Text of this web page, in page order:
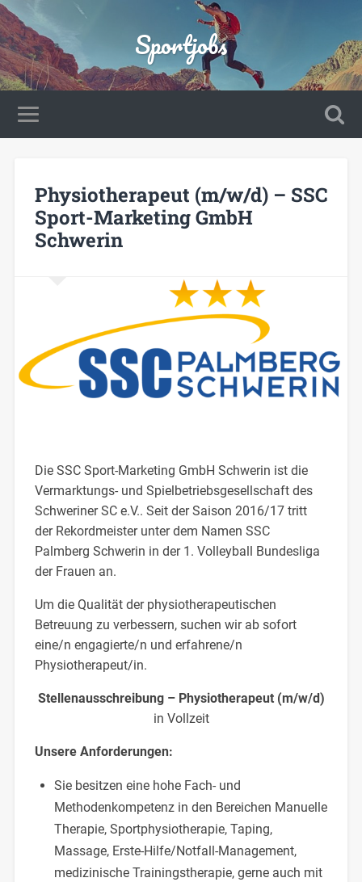
Sportjobs
Physiotherapeut (m/w/d) – SSC
Sport-Marketing GmbH
Schwerin
Die SSC Sport-Marketing GmbH Schwerin ist die
Vermarktungs- und Spielbetriebsgesellschaft des
Schweriner SC e.V.. Seit der Saison 2016/17 tritt
der Rekordmeister unter dem Namen SSC
Palmberg Schwerin in der 1. Volleyball Bundesliga
der Frauen an.
Um die Qualität der physiotherapeutischen
Betreuung zu verbessern, suchen wir ab sofort
eine/n engagierte/n und erfahrene/n
Physiotherapeut/in.
Stellenausschreibung – Physiotherapeut (m/w/d)
in Vollzeit
Unsere Anforderungen:
Sie besitzen eine hohe Fach- und
Methodenkompetenz in den Bereichen Manuelle
Therapie, Sportphysiotherapie, Taping,
Massage, Erste-Hilfe/Notfall-Management,
medizinische Trainingstherapie, gerne auch mit